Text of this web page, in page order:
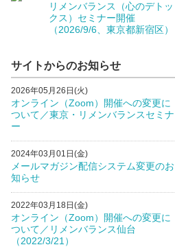
リメンバランス（心のデトッ
クス）セミナー開催
（2026/9/6、東京都新宿区）
サイトからのお知らせ
2026年05月26日(火)
オンライン（Zoom）開催への変更に
ついて／東京・リメンバランスセミナ
ー
2024年03月01日(金)
メールマガジン配信システム変更のお
知らせ
2022年03月18日(金)
オンライン（Zoom）開催への変更に
ついて／リメンバランス仙台
（2022/3/21）